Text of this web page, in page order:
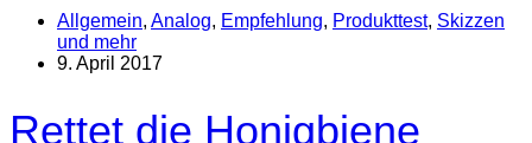
Allgemein, Analog, Empfehlung, Produkttest, Skizzen
und mehr
9. April 2017
Rettet die Honigbiene